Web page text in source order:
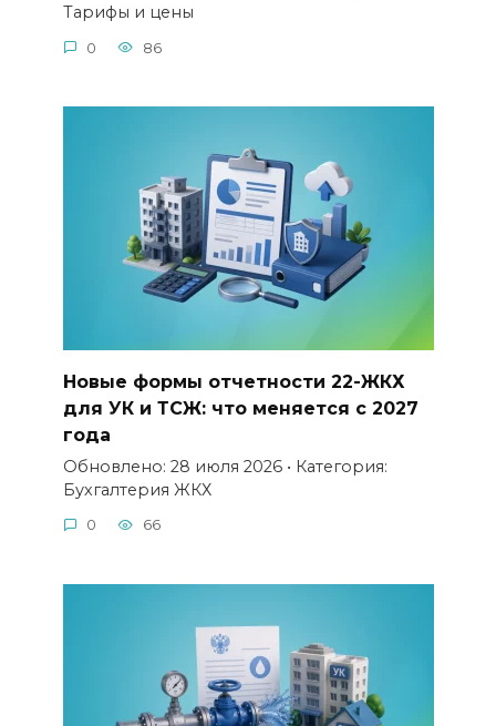
Тарифы и цены
0 86
Новые формы отчетности 22-ЖКХ
для УК и ТСЖ: что меняется с 2027
года
Обновлено: 28 июля 2026 • Категория:
Бухгалтерия ЖКХ
0 66